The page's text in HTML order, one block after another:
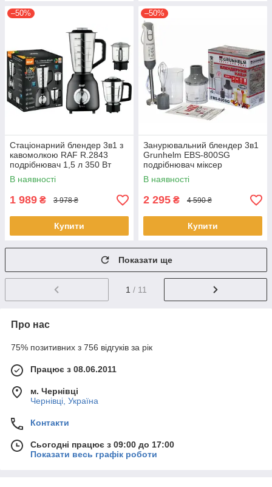
–50%
Стаціонарний блендер 3в1 з
кавомолкою RAF R.2843
подрібнювач 1,5 л 350 Вт
В наявності
1 989 ₴ 3 978 ₴
Купити
–50%
Занурювальний блендер 3в1
Grunhelm EBS-800SG
подрібнювач міксер
багатофункціональний
кухонний Біло-сірий
В наявності
2 295 ₴ 4 590 ₴
Купити
Показати ще
1 / 11
Про нас
75% позитивних з 756 відгуків за рік
Працює з 08.06.2011
м. Чернівці
Чернівці, Україна
Контакти
Сьогодні працює з 09:00 до 17:00
Показати весь графік роботи